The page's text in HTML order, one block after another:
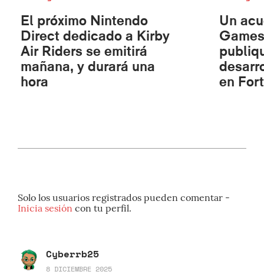
El próximo Nintendo
Direct dedicado a Kirby
Air Riders se emitirá
mañana, y durará una
hora
Un
en
Solo los usuarios registrados pueden comentar -
Inicia sesión con tu perfil.
Cyberrb25
8 DICIEMBRE 2025